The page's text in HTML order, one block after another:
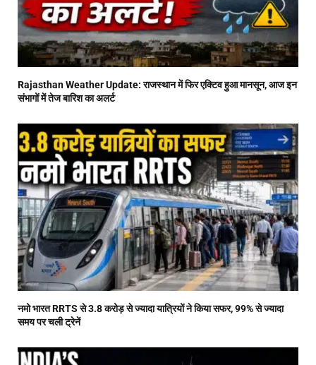
Rajasthan Weather Update: राजस्थान में फिर एक्टिव हुआ मानसून, आज इन
संभागों में तेज बारिश का अलर्ट
नमो भारत RRTS से 3.8 करोड़ से ज्यादा यात्रियों ने किया सफर, 99% से ज्यादा
समय पर चली ट्रेनें